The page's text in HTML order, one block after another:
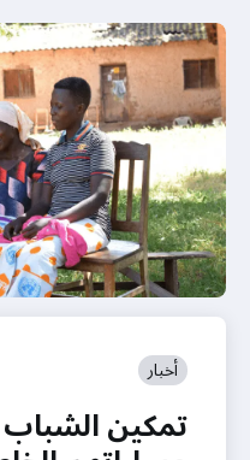
أخبار
تمكين الشباب